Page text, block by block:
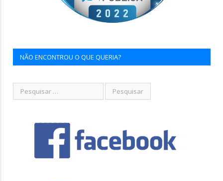
NÃO ENCONTROU O QUE QUERIA?